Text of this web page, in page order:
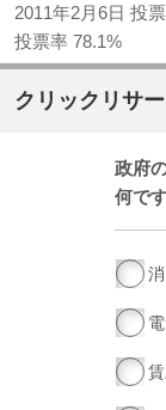
2011年2月6日 投票
投票率 78.1%
クリックリサ
政府
何で